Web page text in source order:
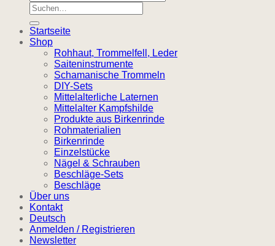
Suchen
nach:
Startseite
Shop
Rohhaut, Trommelfell, Leder
Saiteninstrumente
Schamanische Trommeln
DIY-Sets
Mittelalterliche Laternen
Mittelalter Kampfshilde
Produkte aus Birkenrinde
Rohmaterialien
Birkenrinde
Einzelstücke
Nägel & Schrauben
Beschläge-Sets
Beschläge
Über uns
Kontakt
Deutsch
Anmelden / Registrieren
Newsletter